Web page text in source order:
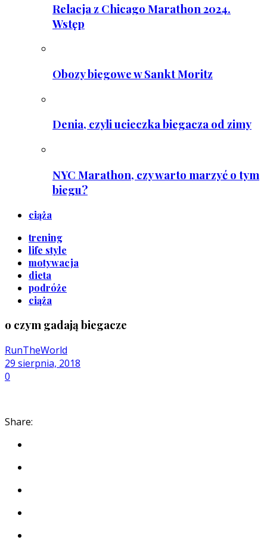
Relacja z Chicago Marathon 2024.
Wstęp
Obozy biegowe w Sankt Moritz
Denia, czyli ucieczka biegacza od zimy
NYC Marathon, czy warto marzyć o tym
biegu?
ciąża
trening
life style
motywacja
dieta
podróże
ciąża
o czym gadają biegacze
RunTheWorld
29 sierpnia, 2018
0
Share: